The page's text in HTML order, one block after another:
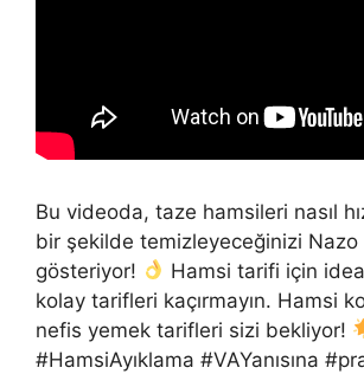
Bu videoda, taze hamsileri nasıl
bir şekilde temizleyeceğinizi Nazo
gösteriyor!
Hamsi tarifi için
kolay tarifleri kaçırmayın. Hamsi
nefis yemek tarifleri sizi bekliyor!
#HamsiAyıklama #VAYanısına